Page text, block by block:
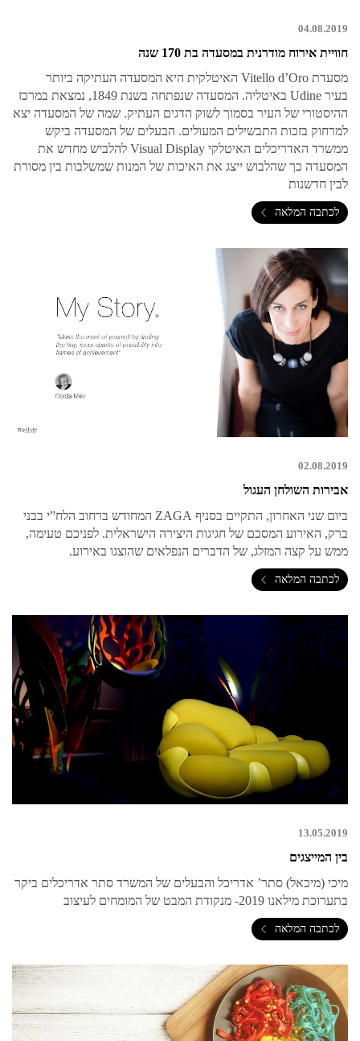
04.08.2019
חוויית אירוח מודרנית במסעדה בת 170 שנה
מסעדת Vitello d’Oro האיטלקית היא המסעדה העתיקה ביותר
בעיר Udine באיטליה. המסעדה שנפתחה בשנת 1849, נמצאת במרכז
ההיסטורי של העיר בסמוך לשוק הדגים העתיק. שמה של המסעדה יצא
למרחוק בזכות התבשילים המעולים. הבעלים של המסעדה ביקש
ממשרד האדריכלים האיטלקי Visual Display להלביש מחדש את
המסעדה כך שהלבוש ייצג את האיכות של המנות שמשלבות בין מסורת
לבין חדשנות
לכתבה המלאה
02.08.2019
אבירות השולחן העגול
ביום שני האחרון, התקיים בסניף ZAGA המחודש ברחוב הלח”י בבני
ברק, האירוע המסכם של חגיגות היצירה הישראלית. לפניכם טעימה,
ממש על קצה המזלג, של הדברים הנפלאים שהוצגו באירוע.
לכתבה המלאה
13.05.2019
בין המייצגים
מיכי (מיכאל) סתר’ אדריכל והבעלים של המשרד סתר אדריכלים ביקר
בתערוכת מילאנו 2019- מנקודת המבט של המומחים לעיצוב
לכתבה המלאה